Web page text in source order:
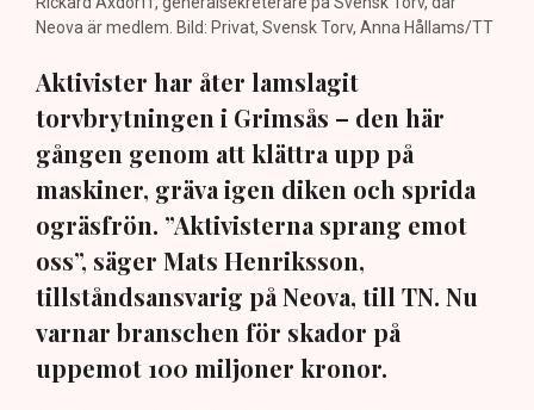
Neova är medlem. Bild: Privat, Svensk Torv, Anna Hållams/TT
Aktivister har åter lamslagit
torvbrytningen i Grimsås – den här
gången genom att klättra upp på
maskiner, gräva igen diken och sprida
ogräsfrön. ”Aktivisterna sprang emot
oss”, säger Mats Henriksson,
tillståndsansvarig på Neova, till TN. Nu
varnar branschen för skador på
uppemot 100 miljoner kronor.